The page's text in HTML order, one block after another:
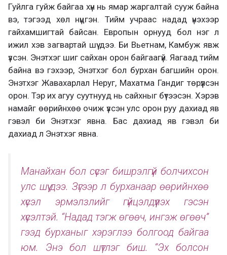
Гуйлга гуйж байгаа хүн нь ямар жаргалтай сууж байна
вэ, тэгээд хөл нүцгэн. Тийм учраас надад үнэхээр
гайхамшигтай байсан. Европын орнууд бол нэг л
ижил хэв загвартай шүү дээ. Би Вьетнам, Камбуж явж
үзсэн. Энэтхэг шиг сайхан орон байгаагүй. Яагаад тийм
байна вэ гэхээр, Энэтхэг бол бурхан багшийн орон.
Энэтхэг Жавахарлал Неруг, Махатма Гандиг төрүүлсэн
орон. Тэр их агуу суутнууд нь сайхныг бүтээсэн. Хэрэв
намайг өөрийнхөө очиж үзсэн улс орон руу дахиад яв
гэвэл би Энэтхэг явна. Бас дахиад яв гэвэл би
дахиад л Энэтхэг явна.
Манайхан бол сүсэг бишрэлгүй болчихсон
улс шүү дээ. Зүгээр л бурханаар өөрийнхөө
хүсэл эрмэлзлийг гүйцэлдүүлэх гэсэн
хүсэлтэй. “Надад тэгж өгөөч, ингэж өгөөч”
гээд бурханыг хэрэглээ болгоод байгаа
юм. Энэ бол шүтлэг биш. “Эх болсон